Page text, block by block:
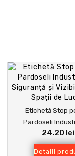
Etichetă Stop
Pardoseli
Siguranță și
Spații de
24.20 lei
Detalii